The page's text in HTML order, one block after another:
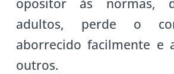
opositor às normas,
adultos, perde o
aborrecido facilmente e
outros.